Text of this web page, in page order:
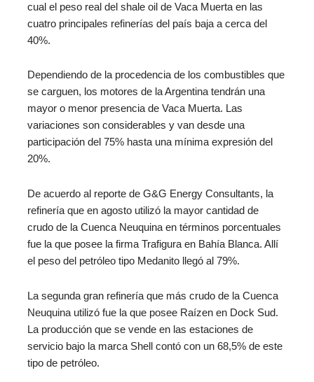
cual el peso real del shale oil de Vaca Muerta en las
cuatro principales refinerías del país baja a cerca del
40%.
Dependiendo de la procedencia de los combustibles que
se carguen, los motores de la Argentina tendrán una
mayor o menor presencia de Vaca Muerta. Las
variaciones son considerables y van desde una
participación del 75% hasta una mínima expresión del
20%.
De acuerdo al reporte de G&G Energy Consultants, la
refinería que en agosto utilizó la mayor cantidad de
crudo de la Cuenca Neuquina en términos porcentuales
fue la que posee la firma Trafigura en Bahía Blanca. Allí
el peso del petróleo tipo Medanito llegó al 79%.
La segunda gran refinería que más crudo de la Cuenca
Neuquina utilizó fue la que posee Raízen en Dock Sud.
La producción que se vende en las estaciones de
servicio bajo la marca Shell contó con un 68,5% de este
tipo de petróleo.